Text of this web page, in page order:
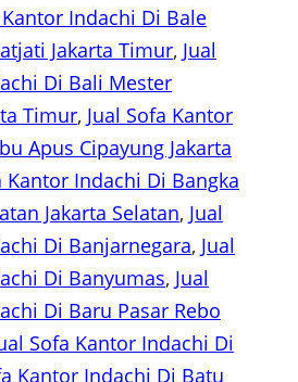
Kantor Indachi Di Bale
Jakarta Timur, Jual
Di Bali Mester
Timur, Jual Sofa Kantor
Apus Cipayung Jakarta
Kantor Indachi Di Bangka
Jakarta Selatan, Jual
Di Banjarnegara, Jual
Di Banyumas, Jual
Di Baru Pasar Rebo
Sofa Kantor Indachi Di
Kantor Indachi Di Batu